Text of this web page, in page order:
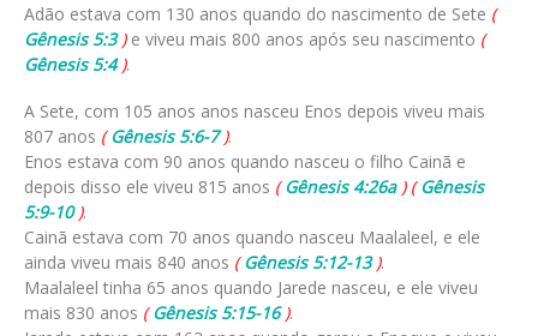
Adão estava com 130 anos quando do nascimento de Sete (
Gênesis 5:3)e viveu mais 800 anos após seu nascimento (
Gênesis 5:4).
A Sete, com 105 anos anos nasceu Enos depois viveu mais
807 anos (Gênesis 5:6-7).
Enos estava com 90 anos quando nasceu o filho Cainã e
depois disso ele viveu 815 anos (Gênesis 4:26a) (Gênesis
5:9-10).
Cainã estava com 70 anos quando nasceu Maalaleel, e ele
ainda viveu mais 840 anos (Gênesis 5:12-13).
Maalaleel tinha 65 anos quando Jarede nasceu, e ele viveu
mais 830 anos (Gênesis 5:15-16).